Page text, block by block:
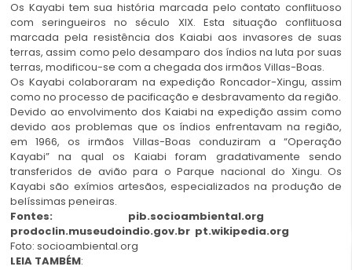
Os Kayabi tem sua história marcada pelo contato conflituoso
com seringueiros no século XIX. Esta situação conflituosa
marcada pela resistência dos Kaiabi aos invasores de suas
terras, assim como pelo desamparo dos índios na luta por suas
terras, modificou-se com a chegada dos irmãos Villas-Boas.
Os Kayabi colaboraram na expedição Roncador-Xingu, assim
como no processo de pacificação e desbravamento da região.
Devido ao envolvimento dos Kaiabi na expedição assim como
devido aos problemas que os índios enfrentavam na região,
em 1966, os irmãos Villas-Boas conduziram a “Operação
Kayabi” na qual os Kaiabi foram gradativamente sendo
transferidos de avião para o Parque nacional do Xingu. Os
Kayabi são exímios artesãos, especializados na produção de
belíssimas peneiras.
Fontes: pib.socioambiental.org
prodoclin.museudoindio.gov.br pt.wikipedia.org
Foto: socioambiental.org
LEIA TAMBÉM: